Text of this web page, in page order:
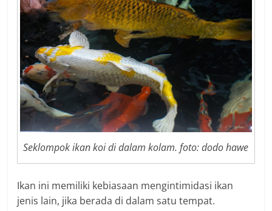
Seklompok ikan koi di dalam kolam. foto: dodo hawe
Ikan ini memiliki kebiasaan mengintimidasi ikan
jenis lain, jika berada di dalam satu tempat.